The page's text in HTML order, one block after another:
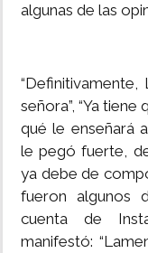
algunas de las
señora”, “Ya tiene
qué le enseñará
le pegó fuerte,
ya debe de
fueron algunos
cuenta de
manifestó: